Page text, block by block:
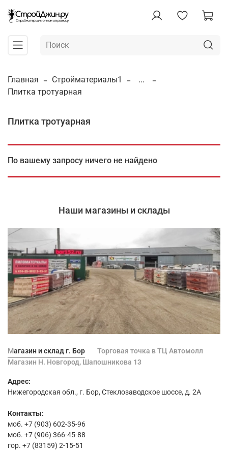
Главная Стройматериалы1
...
Плитка тротуарная
Плитка тротуарная
По вашему запросу ничего не найдено
Наши магазины и склады
Магазин и склад г. Бор
Торговая точка в ТЦ Автомолл
Магазин Н. Новгород, Шапошникова 13
Адрес:
Нижегородская обл., г. Бор, Стеклозаводское шоссе, д. 2А
Контакты:
моб. +7 (903) 602-35-96
моб. +7 (906) 366-45-88
гор. +7 (83159) 2-15-51